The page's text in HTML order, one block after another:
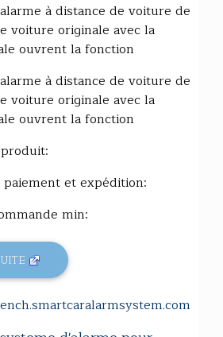
à distance de voiture de
voiture originale avec la
ouvrent la fonction
à distance de voiture de
voiture originale avec la
ouvrent la fonction
et expédition:
min: